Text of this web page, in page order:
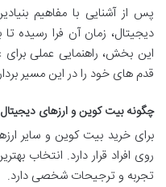
پس از آشنایی با مفاهیم
دیجیتال، زمان آن فرا رسیده
این بخش، راهنمایی عملی برای
قدم های خود را در این مسیر
چگونه بیت کوین و ارزهای
برای خرید بیت کوین و سایر
روی افراد قرار دارد. انتخاب
تجربه و ترجیحات شخصی دارد.